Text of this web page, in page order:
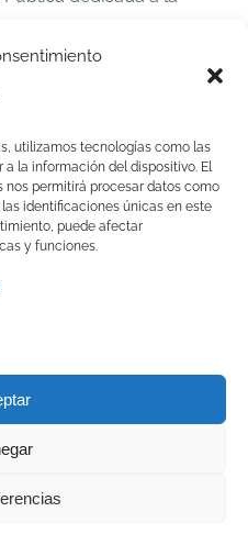
utilizamos tecnologías como las
la información del dispositivo. El
permitirá procesar datos como
identificaciones únicas en este
puede afectar
y funciones.
y c
olabora con
Aqui
Política de privacidad
de información